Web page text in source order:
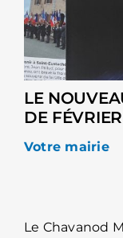
LE
DE
Votre mairie
Le Chavanod